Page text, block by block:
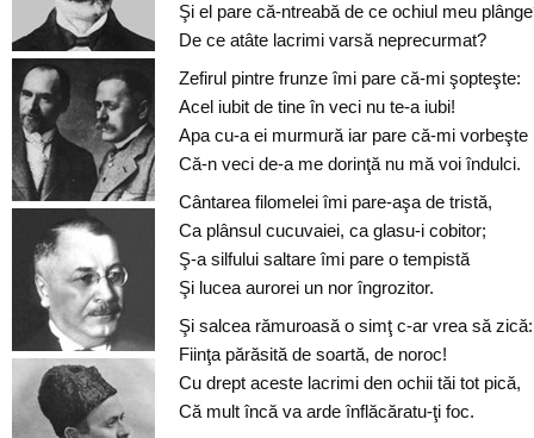
Şi el pare că-ntreabă de ce ochiul meu
De ce atâte lacrimi varsă neprecurmat?
Zefirul pintre frunze îmi pare că-mi şopteşte:
Acel iubit de tine în veci nu te-a iubi!
Apa cu-a ei murmură iar pare că-mi vorbeşte
Că-n veci de-a me dorinţă nu mă voi îndulci.
Cântarea filomelei îmi pare-aşa de tristă,
Ca plânsul cucuvaiei, ca glasu-i cobitor;
Ş-a silfului saltare îmi pare o tempistă
Şi lucea aurorei un nor îngrozitor.
Şi salcea rămuroasă o simţ c-ar vrea să zică:
Fiinţa părăsită de soartă, de noroc!
Cu drept aceste lacrimi den ochii tăi tot pică,
Că mult încă va arde înflăcăratu-ţi foc.